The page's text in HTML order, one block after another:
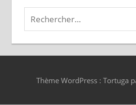
Recherche
pour :
Thème WordPress : Tortuga